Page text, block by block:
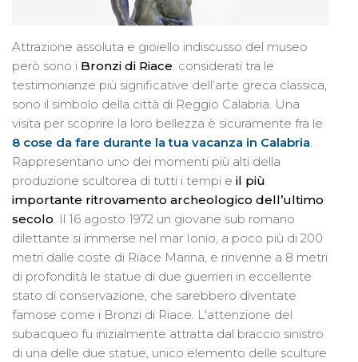
Attrazione assoluta e gioiello indiscusso del museo
però sono i Bronzi di Riace: considerati tra le
testimonianze più significative dell’arte greca classica,
sono il simbolo della città di Reggio Calabria. Una
visita per scoprire la loro bellezza è sicuramente fra le
8 cose da fare durante la tua vacanza in Calabria.
Rappresentano uno dei momenti più alti della
produzione scultorea di tutti i tempi e il più
importante ritrovamento archeologico dell’ultimo
secolo. Il 16 agosto 1972 un giovane sub romano
dilettante si immerse nel mar Ionio, a poco più di 200
metri dalle coste di Riace Marina, e rinvenne a 8 metri
di profondità le statue di due guerrieri in eccellente
stato di conservazione, che sarebbero diventate
famose come i Bronzi di Riace. L'attenzione del
subacqueo fu inizialmente attratta dal braccio sinistro
di una delle due statue, unico elemento delle sculture